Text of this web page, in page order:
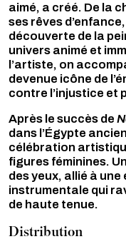
aimé, a créé. De la
ses rêves
découverte de la
univers animé et
l’artiste, on
devenue icône de
contre l’injustice et
Après le succès de
dans l’Égypte
célébration
figures féminines.
des yeux, allié à
instrumentale qui
de haute tenue.
Distribution